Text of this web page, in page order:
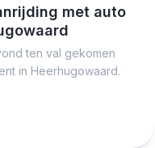
met auto
ten val gekomen
in Heerhugowaard.